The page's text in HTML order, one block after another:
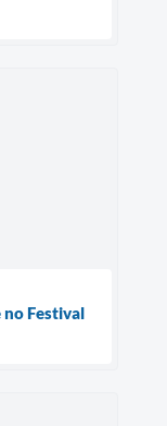
Festival